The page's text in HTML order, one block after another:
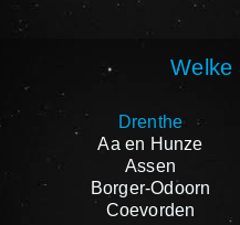
Welke
Drenthe
Aa en Hunze
Assen
Borger-Odoorn
Coevorden